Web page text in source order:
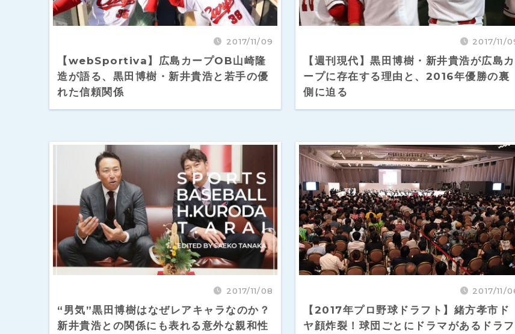
2017/11/09
【webSportiva】広島カープOB山崎隆
造が語る、黒田博樹・新井貴浩と若手の優
れた信頼関係
2017/11/
【週刊現代】黒田博樹・新井貴浩が広島カ
ープに存在する理由と、2016年優勝の裏
側に迫る
2017/11/08
“男気”黒田博樹はなぜレアキャラなのか？
新井貴浩との関係にも表れる意外な親和性
2017/11/
【2017年プロ野球ドラフト】緒方孝市ド
ヤ顔炸裂！球団ごとにドラマがあるドラフ